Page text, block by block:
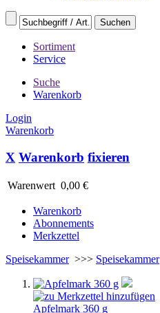
Sortiment
Service
Suche
Warenkorb
Login
Warenkorb
X Warenkorb fixieren
Warenwert 0,00 €
Warenkorb
Abonnements
Merkzettel
Speisekammer >>> Speisekammer
Apfelmark 360 g